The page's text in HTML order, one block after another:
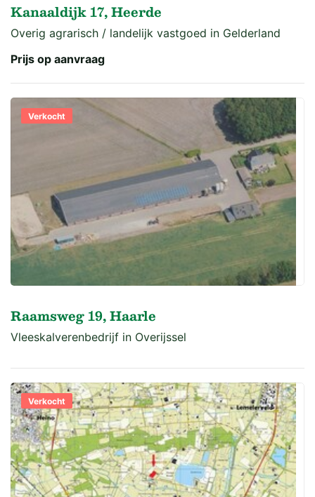
Kanaaldijk 17, Heerde
Overig agrarisch / landelijk vastgoed in Gelderland
Prijs op aanvraag
Verkocht
Raamsweg 19, Haarle
Vleeskalverenbedrijf in Overijssel
Verkocht